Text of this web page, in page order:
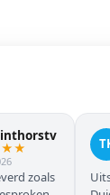
★★
zoals